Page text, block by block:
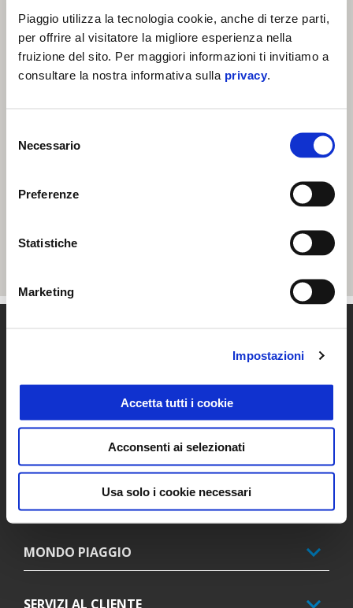
Piaggio utilizza la tecnologia cookie, anche di terze parti,
per offrire al visitatore la migliore esperienza nella
fruizione del sito. Per maggiori informazioni ti invitiamo a
consultare la nostra informativa sulla privacy
delNecessario
Preferenze
Statistiche
Marketing
Impostazioni
Accetta tutti i cookie
Acconsenti ai selezionati
Usa solo i cookie necessari
MONDO PIAGGIO
SERVIZI AL CLIENTE